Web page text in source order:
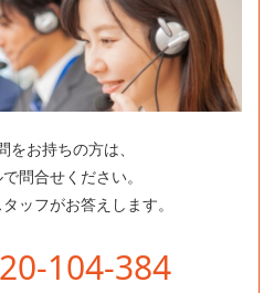
をお持ちの方は、
問合せください。
ッフがお答えします。
104-384